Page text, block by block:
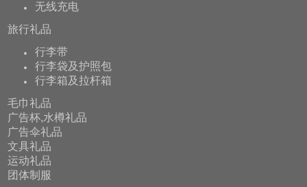
无线充电
旅行礼品
行李带
行李袋及护照包
行李箱及拉杆箱
毛巾礼品
广告杯,水樽礼品
广告伞礼品
文具礼品
运动礼品
团体制服